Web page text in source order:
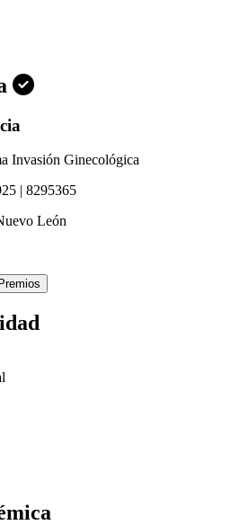
Invasión Ginecológica
| 8295365
León
Premios